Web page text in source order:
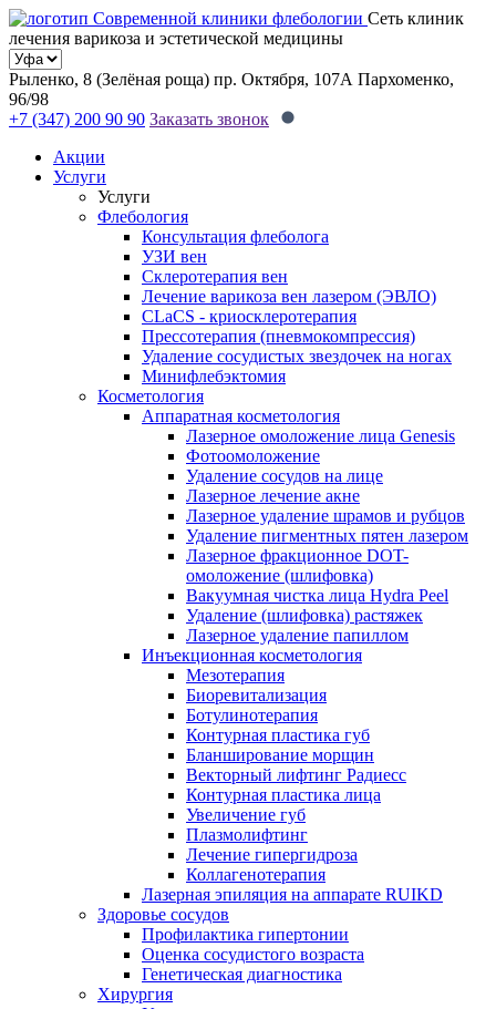
Сеть клиник
лечения варикоза и эстетической медицины
Рыленко, 8 (Зелёная роща) пр. Октября, 107А Пархоменко,
96/98
+7 (347) 200 90 90 Заказать звонок
Акции
Услуги
Услуги
Флебология
Консультация флеболога
УЗИ вен
Склеротерапия вен
Лечение варикоза вен лазером (ЭВЛО)
CLaCS - криосклеротерапия
Прессотерапия (пневмокомпрессия)
Удаление сосудистых звездочек на ногах
Минифлебэктомия
Косметология
Аппаратная косметология
Лазерное омоложение лица Genesis
Фотоомоложение
Удаление сосудов на лице
Лазерное лечение акне
Лазерное удаление шрамов и рубцов
Удаление пигментных пятен лазером
Лазерное фракционное DOT-
омоложение (шлифовка)
Вакуумная чистка лица Hydra Peel
Удаление (шлифовка) растяжек
Лазерное удаление папиллом
Инъекционная косметология
Мезотерапия
Биоревитализация
Ботулинотерапия
Контурная пластика губ
Бланширование морщин
Векторный лифтинг Радиесс
Контурная пластика лица
Увеличение губ
Плазмолифтинг
Лечение гипергидроза
Коллагенотерапия
Лазерная эпиляция на аппарате RUIKD
Здоровье сосудов
Профилактика гипертонии
Оценка сосудистого возраста
Генетическая диагностика
Хирургия